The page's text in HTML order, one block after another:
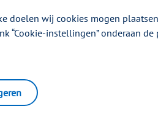
eten start
doelen wij cookies mogen
“Cookie-instellingen” onderaan de